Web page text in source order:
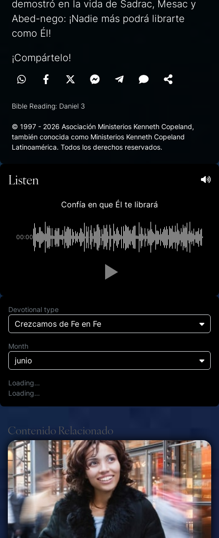
demostró en la vida de Sadrac, Mesac y
Abed-nego: ¡Nadie más podrá librarte
como Él!
¡Compártelo!
Bible Reading: Daniel 3
© 1997 - 2026 Asociación Ministerios Kenneth Copeland,
también conocida como Ministerios Kenneth Copeland
Latinoamérica. Todos los derechos reservados.
Listen
Confía en que Él te librará
00:00
Devotional type
Crezcamos de Fe en Fe
Month
junio
Loading…
Loading…
Contenido Relacionado